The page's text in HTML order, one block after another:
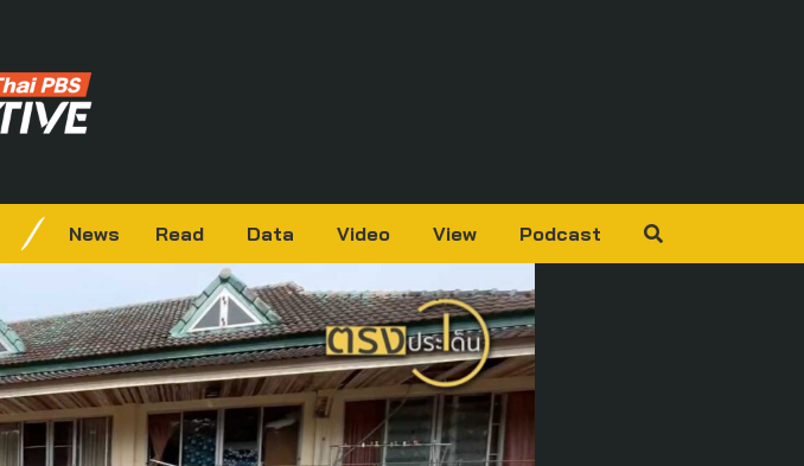
News Read Data Video View Podcast